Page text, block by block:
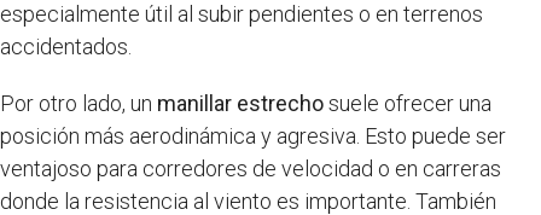
especialmente útil al subir pendientes o en terrenos
accidentados.
Por otro lado, un manillar estrechosuele ofrecer una
posición más aerodinámica y agresiva. Esto puede ser
ventajoso para corredores de velocidad o en carreras
donde la resistencia al viento es importante. También